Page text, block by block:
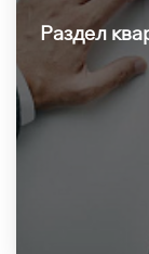
Раздел